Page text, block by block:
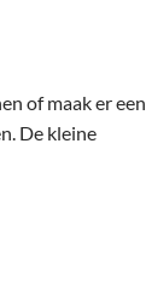
of maak er een
De kleine